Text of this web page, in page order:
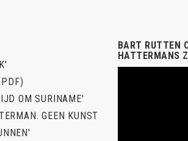
OM SURINAME'
GEEN KUNST
BART RUTTEN
HATTERMANS